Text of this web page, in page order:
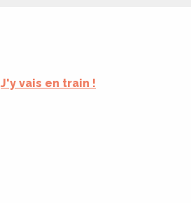
J'y vais en train !